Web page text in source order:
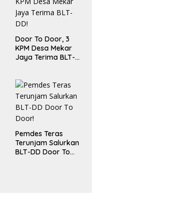
Door To Door, 3
KPM Desa Mekar
Jaya Terima BLT-
Pemdes Teras
Terunjam Salurkan
BLT-DD Door To